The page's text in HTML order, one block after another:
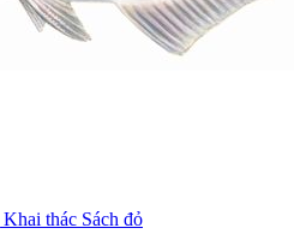
Khai thác Sách đỏ